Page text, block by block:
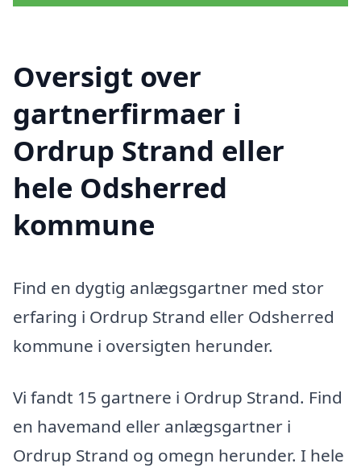
Oversigt over
gartnerfirmaer i
Ordrup Strand eller
hele Odsherred
kommune
Find en dygtig anlægsgartner med stor
erfaring i Ordrup Strand eller Odsherred
kommune i oversigten herunder.
Vi fandt 15 gartnere i Ordrup Strand. Find
en havemand eller anlægsgartner i
Ordrup Strand og omegn herunder. I hele